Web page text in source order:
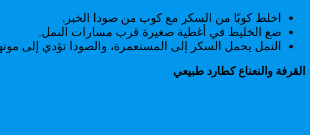
اخلط كوبًا من السكر مع كوب من صودا الخبز.
ضع الخليط في أغطية صغيرة قرب مسارات النمل.
النمل يحمل السكر إلى المستعمرة، والصودا تؤدي إلى
القرفة والنعناع كطارد طبيعي